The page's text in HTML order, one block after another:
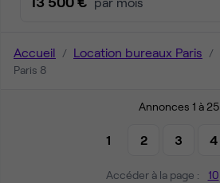
Accueil Location bureaux Paris
Paris 8
Annonces 1 à 25
1 2 3 4
Accéder à la page : 10